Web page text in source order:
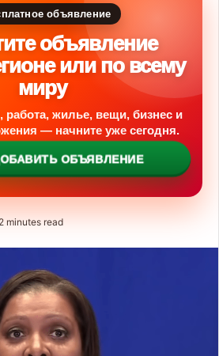
объявление
объявление
или по всему
миру
работа, жилье, вещи, бизнес и
— начните уже сегодня.
ОБЪЯВЛЕНИЕ
2 minutes read